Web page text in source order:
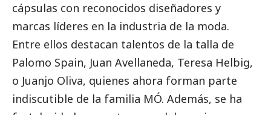
cápsulas con reconocidos diseñadores y
marcas líderes en la industria de la moda.
Entre ellos destacan talentos de la talla de
Palomo Spain, Juan Avellaneda, Teresa Helbig,
o Juanjo Oliva, quienes ahora forman parte
indiscutible de la familia MÓ. Además, se ha